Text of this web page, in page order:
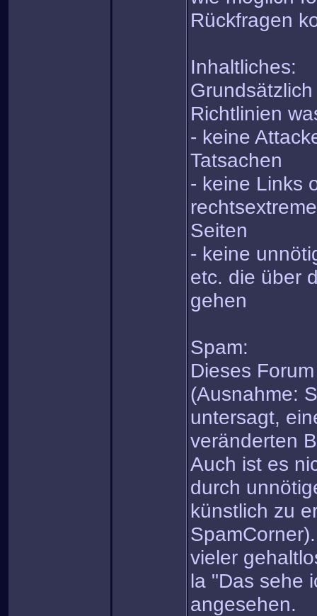
Rückfragen
Inhaltliches:
Richtlinien
- keine
Tatsachen
- keine Links
Seiten
- keine
etc. die über
gehen
Spam:
Dieses
(Ausnahme:
untersagt,
veränderten
Auch ist es
durch
künstlich zu
vieler
la "Das sehe
angesehen.